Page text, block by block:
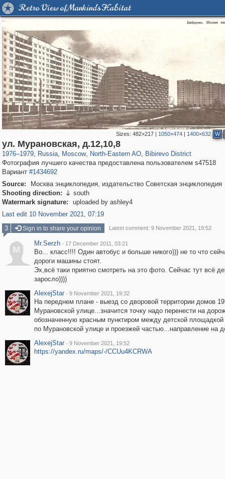
Retro View of Mankind's Habitat
Sizes:482×217 | 1050×474 | 1400×632 W
ул. Мурановская, д.12,10,8
1976–1979, Russia
1,407,641 29,264
, Moscow
319,920 8,296
, North-Eastern AO
24,501 250
, Bibirevo District
Фотография лучшего качества предоставлена пользователем s47518
Вариант #1434692
Source:
Москва энциклопедия, издательство Советская энциклопедия
Shooting direction:  south
Watermark signature:
uploaded by ashley4
Last edit 10 November 2021, 07:19
3
Sign in to share your opinion Latest comment: 9 November 2021, 19:52
M
Mr.Serzh · 17 December 2011, 03:21
Во... класс!!!! Один автобус и больше никого))) не то что
дороги машины стоят.
Эх,всё таки приятно смотреть на это фото. Сейчас тут всё
заросло))))
AlexejStar · 9 November 2021, 19:32
На переднем плане - выезд со дворовой территории домов
Мурановской улице...значится точку надо перенести на
обозначенную красным пунктиром между детской
по Мурановской улице и проезжей частью...направление на
AlexejStar · 9 November 2021, 19:52
https://yandex.ru/maps/-/CCUu4KCRWA